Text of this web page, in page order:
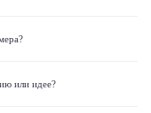
или идее?